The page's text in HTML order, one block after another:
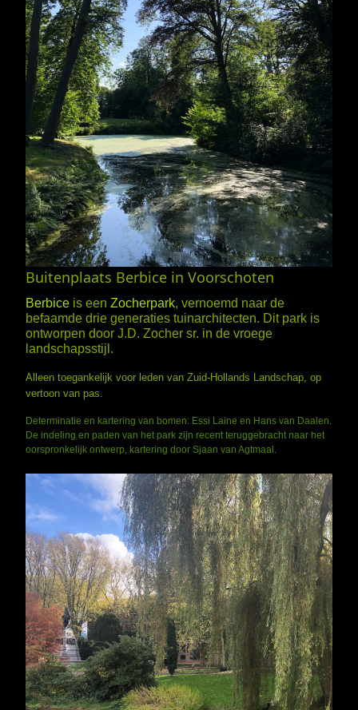
Buitenplaats Berbice in Voorschoten
Berbice is een Zocherpark, vernoemd naar de
befaamde drie generaties tuinarchitecten. Dit park is
ontworpen door J.D. Zocher sr. in de vroege
landschapsstijl.
Alleen toegankelijk voor leden van Zuid-Hollands Landschap, op
vertoon van pas.
Determinatie en kartering van bomen: Essi Laine en Hans van Daalen.
De indeling en paden van het park zijn recent teruggebracht naar het
oorspronkelijk ontwerp, kartering door Sjaan van Agtmaal.